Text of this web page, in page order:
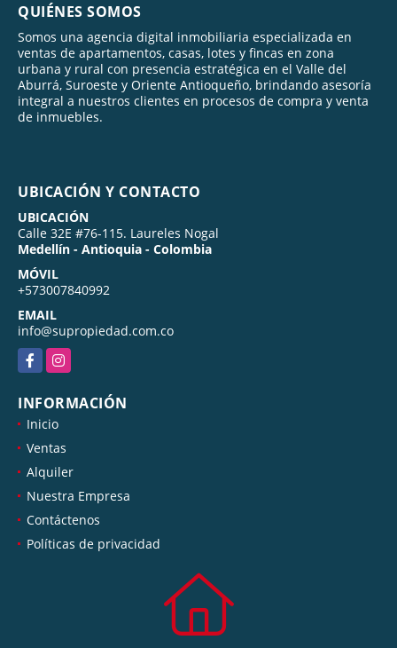
QUIÉNES SOMOS
Somos una agencia digital inmobiliaria especializada en
ventas de apartamentos, casas, lotes y fincas en zona
urbana y rural con presencia estratégica en el Valle del
Aburrá, Suroeste y Oriente Antioqueño, brindando asesoría
integral a nuestros clientes en procesos de compra y venta
de inmuebles.
UBICACIÓN Y CONTACTO
UBICACIÓN
Calle 32E #76-115. Laureles Nogal
Medellín - Antioquia - Colombia
MÓVIL
+573007840992
EMAIL
info@supropiedad.com.co
FacebookInstagram
INFORMACIÓN
Inicio
Ventas
Alquiler
Nuestra Empresa
Contáctenos
Políticas de privacidad